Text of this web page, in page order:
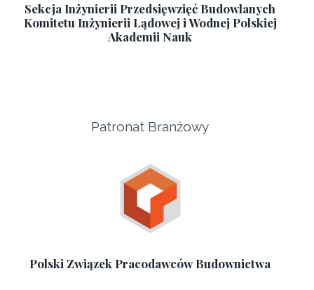
Sekcja Inżynierii Przedsięwzięć Budowlanych
Komitetu Inżynierii Lądowej i Wodnej Polskiej
Akademii Nauk
Patronat Branżowy
Polski Związek Pracodawców Budownictwa